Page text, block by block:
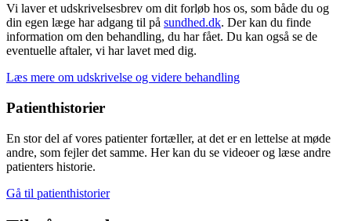
Vi laver et udskrivelsesbrev om dit forløb hos os, som både du og
din egen læge har adgang til på sundhed.dk. Der kan du finde
information om den behandling, du har fået. Du kan også se de
eventuelle aftaler, vi har lavet med dig.
Læs mere om udskrivelse og videre behandling
Patienthistorier
En stor del af vores patienter fortæller, at det er en lettelse at møde
andre, som fejler det samme. Her kan du se videoer og læse andre
patienters historie.
Gå til patienthistorier